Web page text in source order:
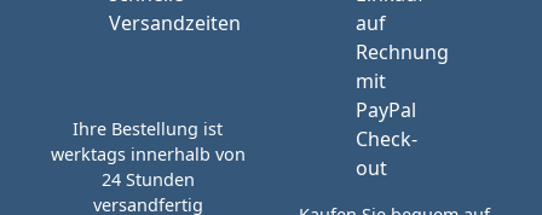
Ihre Bestellung ist
werktags innerhalb von
24 Stunden
versandfertig